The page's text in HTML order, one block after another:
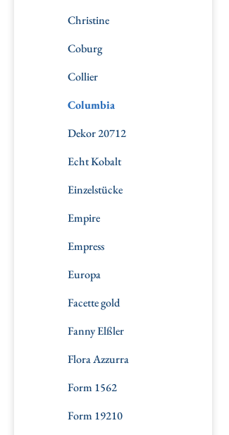
Christine
Coburg
Collier
Columbia
Dekor 20712
Echt Kobalt
Einzelstücke
Empire
Empress
Europa
Facette gold
Fanny Elßler
Flora Azzurra
Form 1562
Form 19210